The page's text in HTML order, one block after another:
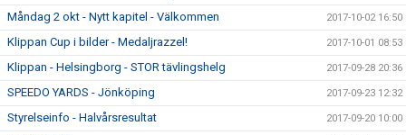
Måndag 2 okt - Nytt kapitel - Välkommen 2017-10-02 16:50
Klippan Cup i bilder - Medaljrazzel! 2017-10-01 08:53
Klippan - Helsingborg - STOR tävlingshelg 2017-09-28 20:36
SPEEDO YARDS - Jönköping 2017-09-23 12:32
Styrelseinfo - Halvårsresultat 2017-09-20 10:00